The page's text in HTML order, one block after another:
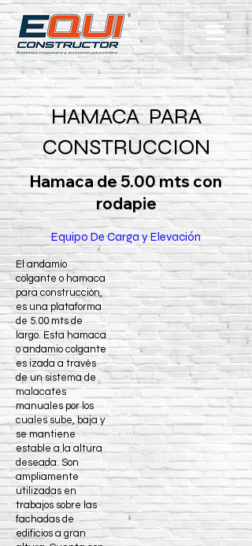
HAMACA PARA
CONSTRUCCION
Hamaca de 5.00 mts con
rodapie
Equipo De Carga y Elevación
El andamio
colgante o hamaca
para construcción,
es una plataforma
de 5.00 mts de
largo. Esta hamaca
o andamio colgante
es izada a través
de un sistema de
malacates
manuales por los
cuales sube, baja y
se mantiene
estable a la altura
deseada. Son
ampliamente
utilizadas en
trabajos sobre las
fachadas de
edificios a gran